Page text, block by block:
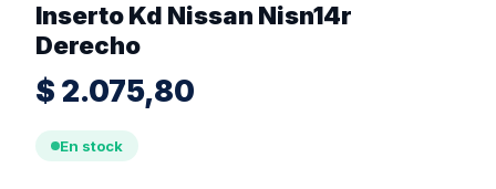
Inserto Kd Nissan Nisn14r
Derecho
$ 2.075,80
En stock